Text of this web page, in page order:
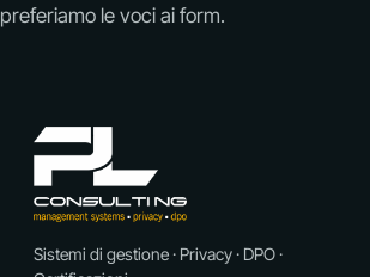
preferiamo le voci ai form.
Sistemi di gestione · Privacy · DPO ·